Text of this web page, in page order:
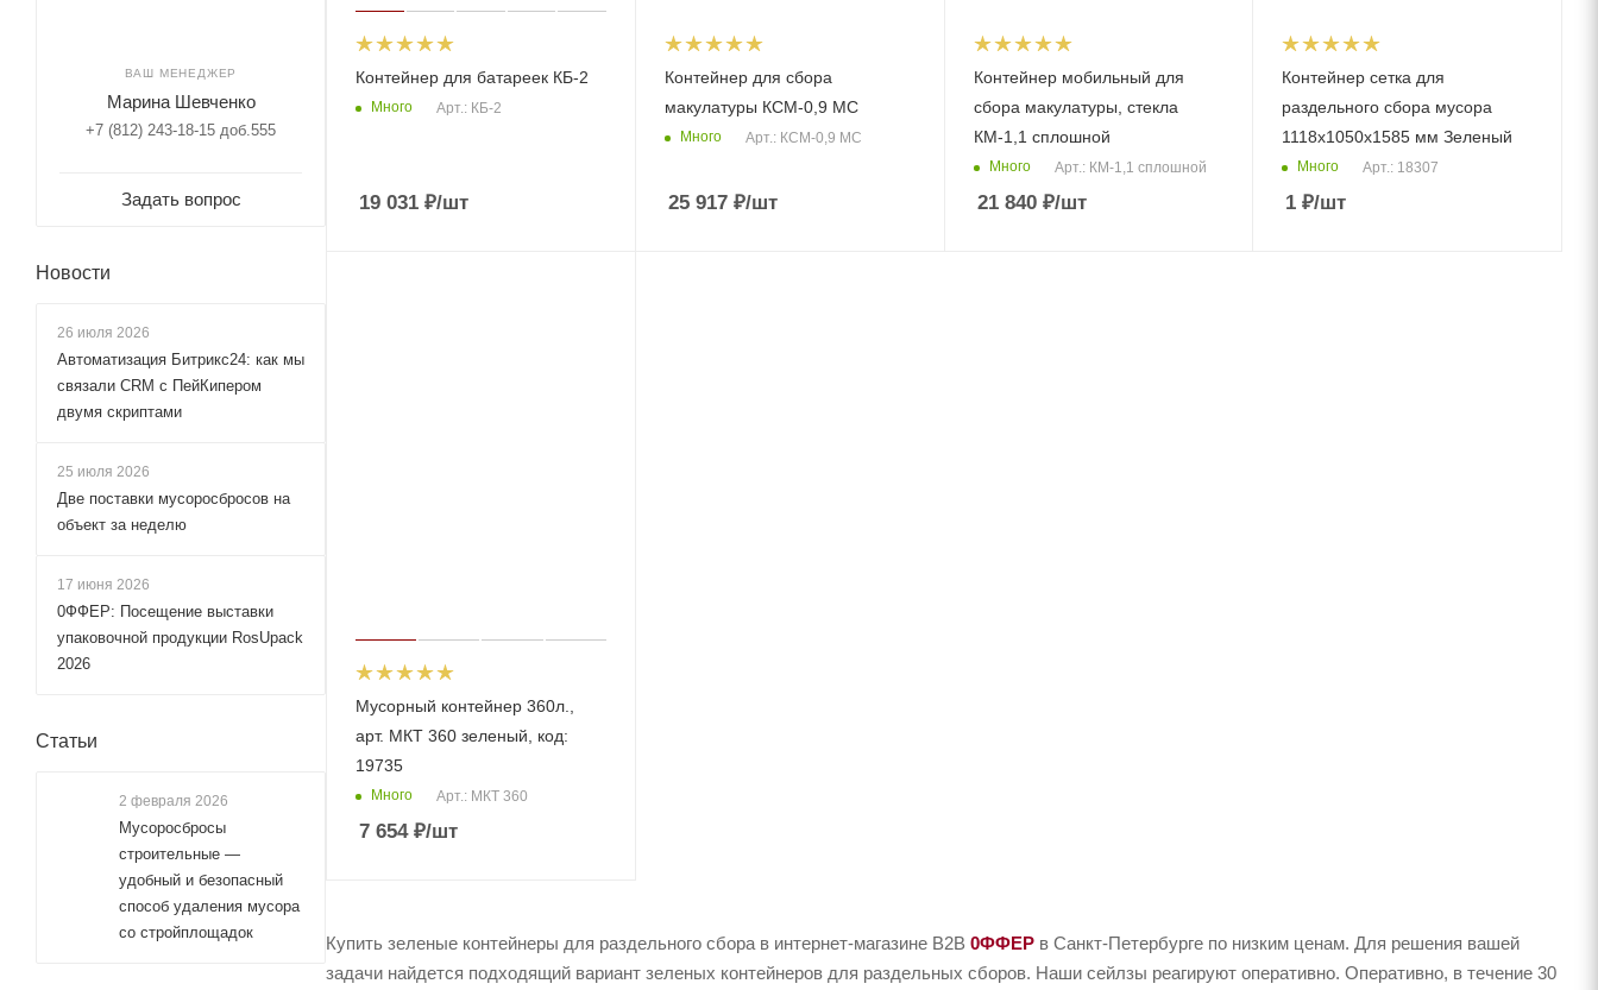
Контейнер для батареек КБ-2
Много Арт.: КБ-2
19 031 ₽/шт
Контейнер для сбора
макулатуры КСМ-0,9 МС
Много Арт.: КСМ-0,9 МС
25 917₽/шт
Контейнер мобильный для
сбора макулатуры, стекла
КМ-1,1 сплошной
Много Арт.: КМ-1,1 сплошной
21 840₽/шт
Контейнер сетка для
раздельного сбора мусора
1118x1050x1585 мм Зеленый
Много Арт.: 18307
1 ₽/шт
Мусорный контейнер 360л.,
арт. МКТ 360 зеленый, код:
19735
Много Арт.: МКТ 360
7 654₽/шт
Купить зеленые контейнеры для раздельного сбора в интернет-магазине B2B 0ФФЕР в Санкт-Петербурге по низким ценам. Для решения вашей
задачи найдется подходящий вариант зеленых контейнеров для раздельных сборов. Наши сейлзы реагируют оперативно. Оперативно, в течение 30
ВАШ МЕНЕДЖЕР
Марина Шевченко
+7 (812) 243-18-15 доб.555
Задать вопрос
Новости
26 июля 2026
Автоматизация Битрикс24: как мы
связали CRM с ПейКипером
двумя скриптами
25 июля 2026
Две поставки мусоросбросов на
объект за неделю
17 июня 2026
0ФФЕР: Посещение выставки
упаковочной продукции RosUpack
2026
Статьи
2 февраля 2026
Мусоросбросы
строительные —
удобный и безопасный
способ удаления мусора
со стройплощадок